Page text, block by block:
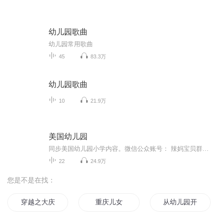
幼儿园歌曲
幼儿园常用歌曲
45 83.3万
幼儿园歌曲
10 21.9万
美国幼儿园
22 24.9万
您是不是在找：
穿越之大庆帝国 重庆儿女 从幼儿园开始修仙